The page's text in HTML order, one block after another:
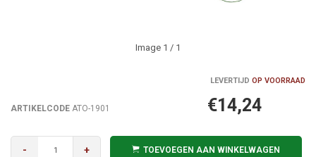
Image 1 / 1
LEVERTIJD OP VOORRAAD
ARTIKELCODE ATO-1901 €14,24
- + TOEVOEGEN AAN WINKELWAGEN